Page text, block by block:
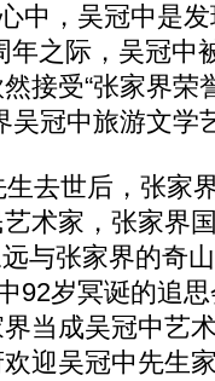
，吴冠中是发
年之际，吴冠中
接受“张家界荣
吴冠中旅游文学
去世后，张家
术家，张家界
与张家界的奇
92岁冥诞的追
当成吴冠中艺
迎吴冠中先生